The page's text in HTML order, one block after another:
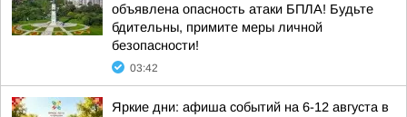
объявлена опасность атаки БПЛА! Будьте
бдительны, примите меры личной
безопасности!
03:42
Яркие дни: афиша событий на 6-12 августа в